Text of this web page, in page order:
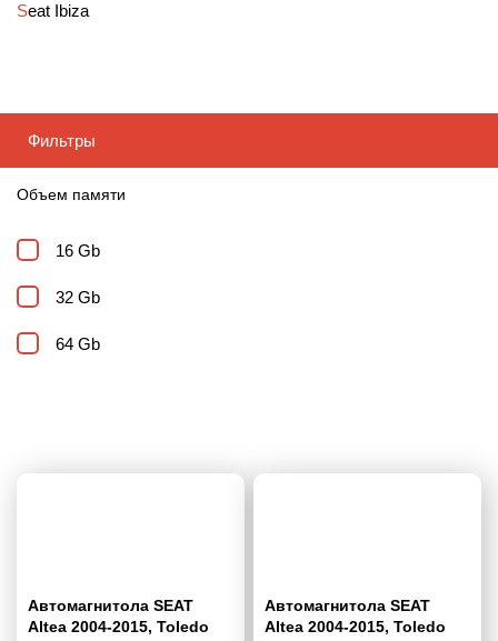
Seat Ibiza
Фильтры
Объем памяти
16 Gb
32 Gb
64 Gb
Автомагнитола SEAT
Altea 2004-2015, Toledo
Автомагнитола SEAT
Altea 2004-2015, Toledo